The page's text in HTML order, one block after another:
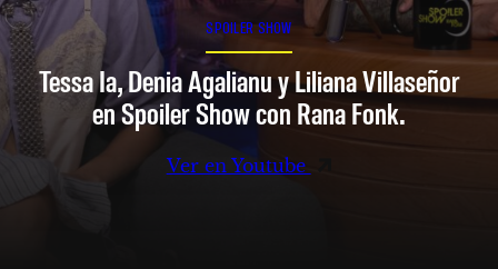
SPOILER SHOW
Tessa Ia, Denia Agalianu y Liliana Villaseñor
en Spoiler Show con Rana Fonk.
Ver en Youtube